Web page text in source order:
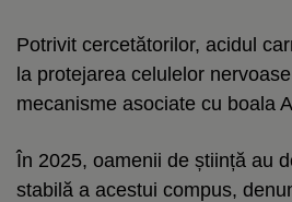
Potrivit cercetătorilor, acidul
la protejarea celulelor
mecanisme asociate cu boala
În 2025, oamenii de știință au
stabilă a acestui compus,